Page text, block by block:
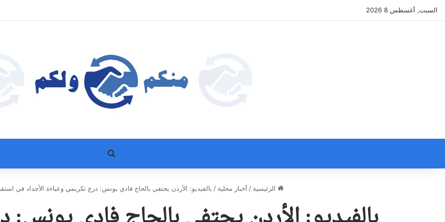
السبت, أغسطس 8 2026
بحث عن
الرئيسية / أخبار محلية / بالفيديو: الأردن يحتفي بالحاج فادي يونس: درع تكريمي وعباءة الأجداد في